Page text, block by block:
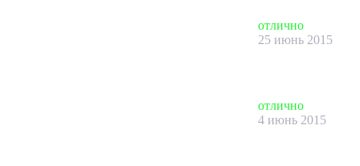
отлично
25 июнь 2015
отлично
4 июнь 2015